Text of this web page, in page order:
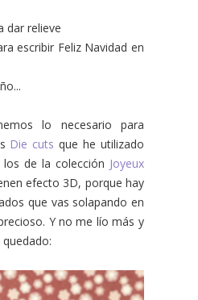
dar relieve
escribir Feliz Navidad en
lo necesario para
Die cuts que he utilizado
de la colección Joyeux
efecto 3D, porque hay
que vas solapando en
Y no me lío más y